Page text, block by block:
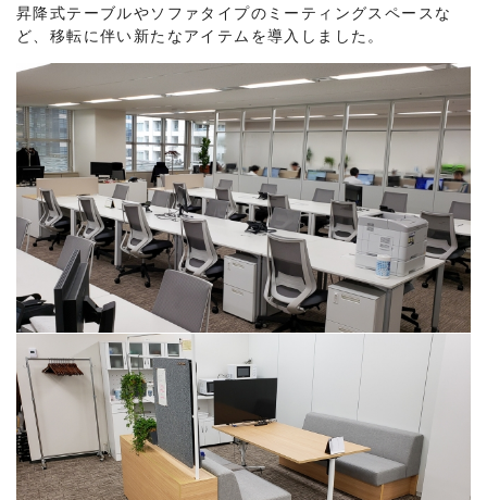
昇降式テーブルやソファタイプのミーティングスペースな
ど、移転に伴い新たなアイテムを導入しました。